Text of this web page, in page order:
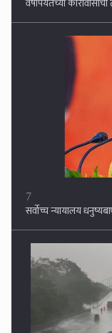
सर्वोच्च न्यायालय